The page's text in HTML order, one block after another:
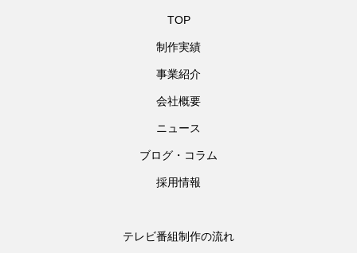
TOP
制作実績
事業紹介
会社概要
ニュース
ブログ・コラム
採用情報
テレビ番組制作の流れ